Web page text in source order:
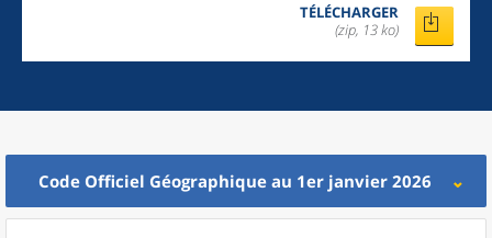
TÉLÉCHARGER
(zip, 13 ko)
Code Officiel Géographique au 1er janvier 2026